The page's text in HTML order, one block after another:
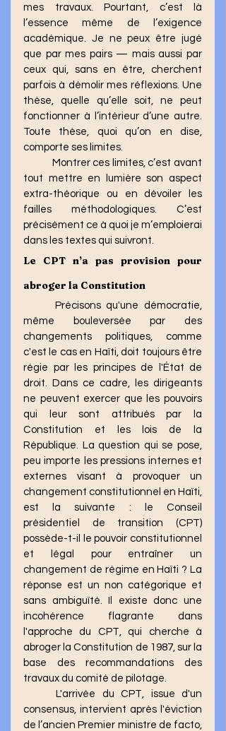
mes travaux. Pourtant, c’est là
l’essence même de l’exigence
académique. Je ne peux être jugé
que par mes pairs — mais aussi par
ceux qui, sans en être, cherchent
parfois à démolir mes réflexions. Une
thèse, quelle qu’elle soit, ne peut
fonctionner à l’intérieur d’une autre.
Toute thèse, quoi qu’on en dise,
comporte ses limites.
tout mettre en lumière son aspect
extra-théorique ou en dévoiler les
failles méthodologiques. C’est
précisément ce à quoi je m’emploierai
dans les textes qui suivront.
Le CPT n’a pas provision pour
abroger la Constitution
même bouleversée par des
changements politiques, comme
c'est le cas en Haïti, doit toujours être
régie par les principes de l'État de
droit. Dans ce cadre, les dirigeants
ne peuvent exercer que les pouvoirs
qui leur sont attribués par la
Constitution et les lois de la
République. La question qui se pose,
peu importe les pressions internes et
externes visant à provoquer un
changement constitutionnel en Haïti,
est la suivante : le Conseil
présidentiel de transition (CPT)
possède-t-il le pouvoir constitutionnel
et légal pour entraîner un
changement de régime en Haïti ? La
réponse est un non catégorique et
sans ambiguïté. Il existe donc une
incohérence flagrante dans
l'approche du CPT, qui cherche à
abroger la Constitution de 1987, sur la
base des recommandations des
travaux du comité de pilotage.
consensus, intervient après l'éviction
de l’ancien Premier ministre de facto,